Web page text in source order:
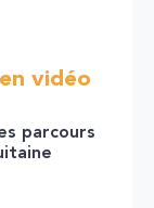
vidéo
parcours